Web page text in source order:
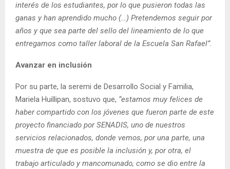
interés de los estudiantes, por lo que pusieron todas las
ganas y han aprendido mucho (…) Pretendemos seguir por
años y que sea parte del sello del lineamiento de lo que
entregamos como taller laboral de la Escuela San Rafael”.
Avanzar en inclusión
Por su parte, la seremi de Desarrollo Social y Familia,
Mariela Huillipan, sostuvo que, “estamos muy felices de
haber compartido con los jóvenes que fueron parte de este
proyecto financiado por SENADIS, uno de nuestros
servicios relacionados, donde vemos, por una parte, una
muestra de que es posible la inclusión y, por otra, el
trabajo articulado y mancomunado, como se dio entre la